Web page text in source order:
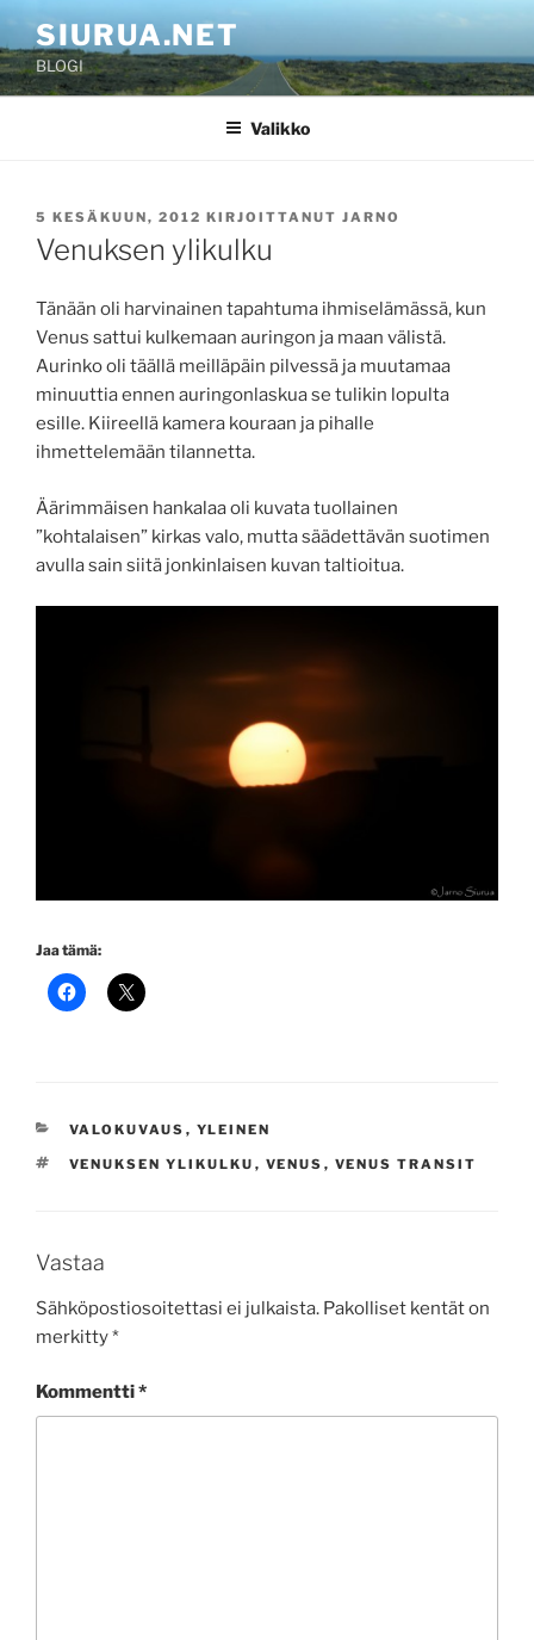
sisältöönSIURUA.NET
BLOGI
Valikko
JULKAISTU
5 KESÄKUUN, 2012 KIRJOITTANUT JARNO
Venuksen ylikulku
Tänään oli harvinainen tapahtuma ihmiselämässä, kun
Venus sattui kulkemaan auringon ja maan välistä.
Aurinko oli täällä meilläpäin pilvessä ja muutamaa
minuuttia ennen auringonlaskua se tulikin lopulta
esille. Kiireellä kamera kouraan ja pihalle
ihmettelemään tilannetta.
Äärimmäisen hankalaa oli kuvata tuollainen
”kohtalaisen” kirkas valo, mutta säädettävän suotimen
avulla sain siitä jonkinlaisen kuvan taltioitua.
Jaa tämä:
KATEGORIAT
VALOKUVAUS , YLEINEN
AVAINSANAT
VENUKSEN YLIKULKU , VENUS , VENUS TRANSIT
Vastaa
Sähköpostiosoitettasi ei julkaista. Pakolliset kentät on
merkitty*
Kommentti*